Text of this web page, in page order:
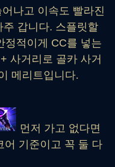
나고 이속도 빨라진
갑니다. 스플릿할
정적이게 CC를 넣는
사거리로 골카 사거
메리트입니다.
먼저 가고 없다면
어 기준이고 꼭 둘 다